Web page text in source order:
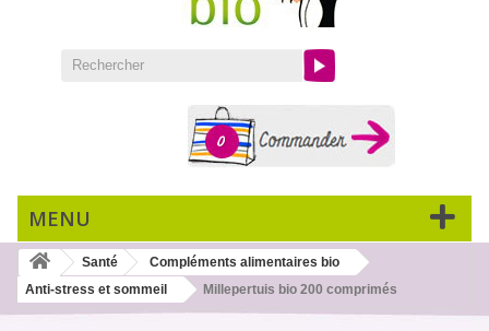
0
MENU
Santé
Compléments alimentaires bio
Anti-stress et sommeil
Millepertuis bio 200 comprimés